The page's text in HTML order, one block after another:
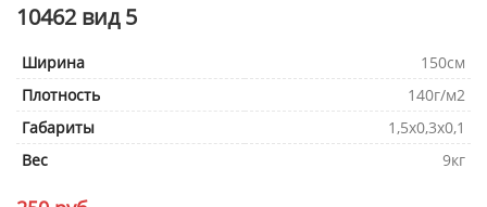
10462 вид 5
Ширина
150см
Плотность
140г/м2
Габариты
1,5х0,3х0,1
Вес
9кг